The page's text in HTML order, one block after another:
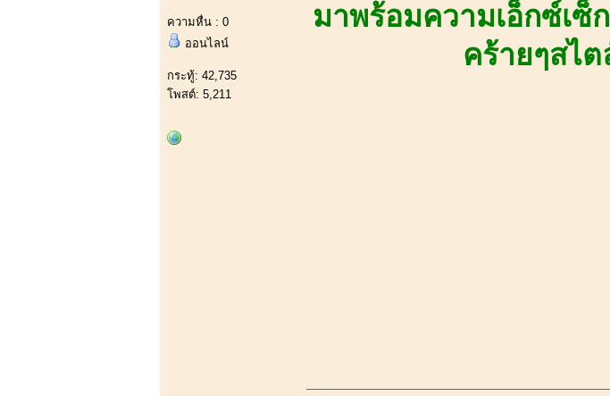
ความหื่น : 0
ออนไลน์
กระทู้: 42,735
โพสต์: 5,211
มาพร้อมความเอ็กซ์เ
คร้ายๆสไ